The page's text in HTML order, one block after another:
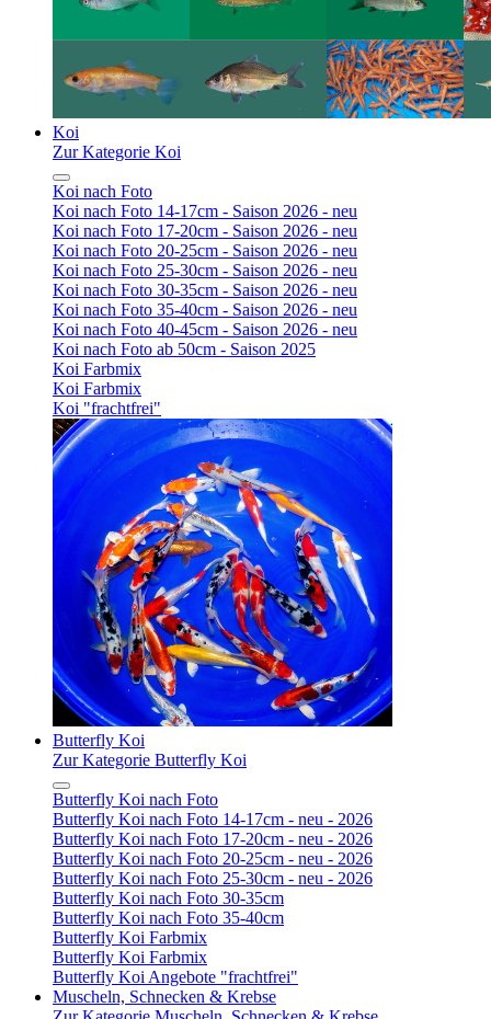
Koi
Zur Kategorie Koi
Koi nach Foto
Koi nach Foto 14-17cm - Saison 2026 - neu
Koi nach Foto 17-20cm - Saison 2026 - neu
Koi nach Foto 20-25cm - Saison 2026 - neu
Koi nach Foto 25-30cm - Saison 2026 - neu
Koi nach Foto 30-35cm - Saison 2026 - neu
Koi nach Foto 35-40cm - Saison 2026 - neu
Koi nach Foto 40-45cm - Saison 2026 - neu
Koi nach Foto ab 50cm - Saison 2025
Koi Farbmix
Koi Farbmix
Koi "frachtfrei"
Butterfly Koi
Zur Kategorie Butterfly Koi
Butterfly Koi nach Foto
Butterfly Koi nach Foto 14-17cm - neu - 2026
Butterfly Koi nach Foto 17-20cm - neu - 2026
Butterfly Koi nach Foto 20-25cm - neu - 2026
Butterfly Koi nach Foto 25-30cm - neu - 2026
Butterfly Koi nach Foto 30-35cm
Butterfly Koi nach Foto 35-40cm
Butterfly Koi Farbmix
Butterfly Koi Farbmix
Butterfly Koi Angebote "frachtfrei"
Muscheln, Schnecken & Krebse